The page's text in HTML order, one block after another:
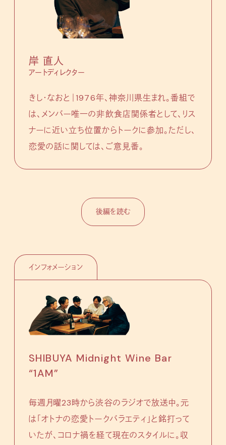
岸 直人
アートディレクター
きし・なおと｜1976年、神奈川県生まれ。番組で
は、メンバー唯一の非飲食店関係者として、リス
ナーに近い立ち位置からトークに参加。ただし、
恋愛の話に関しては、ご意見番。
後編を読む
インフォメーション
SHIBUYA Midnight Wine Bar
“1AM”
毎週月曜23時から渋谷のラジオで放送中。元
は「オトナの恋愛トークバラエティ」と銘打って
いたが、コロナ禍を経て現在のスタイルに。収